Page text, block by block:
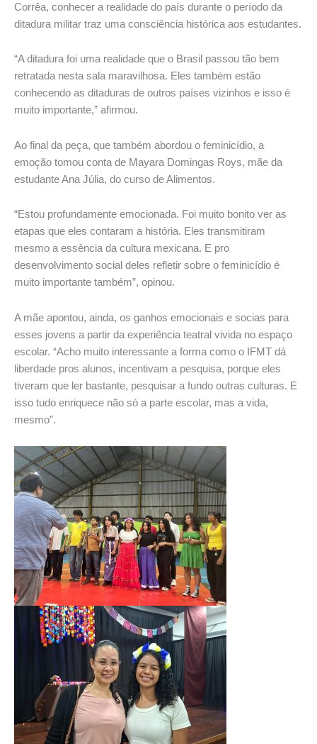
Corrêa, conhecer a realidade do país durante o período da
ditadura militar traz uma consciência histórica aos estudantes.
“A ditadura foi uma realidade que o Brasil passou tão bem
retratada nesta sala maravilhosa. Eles também estão
conhecendo as ditaduras de outros países vizinhos e isso é
muito importante,” afirmou.
Ao final da peça, que também abordou o feminicídio, a
emoção tomou conta de Mayara Domingas Roys, mãe da
estudante Ana Júlia, do curso de Alimentos.
“Estou profundamente emocionada. Foi muito bonito ver as
etapas que eles contaram a história. Eles transmitiram
mesmo a essência da cultura mexicana. E pro
desenvolvimento social deles refletir sobre o feminicídio é
muito importante também”, opinou.
A mãe apontou, ainda, os ganhos emocionais e socias para
esses jovens a partir da experiência teatral vivida no espaço
escolar. “Acho muito interessante a forma como o IFMT dá
liberdade pros alunos, incentivam a pesquisa, porque eles
tiveram que ler bastante, pesquisar a fundo outras culturas. E
isso tudo enriquece não só a parte escolar, mas a vida,
mesmo”.